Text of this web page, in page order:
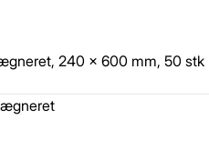
240 x 600 mm, 50 stk